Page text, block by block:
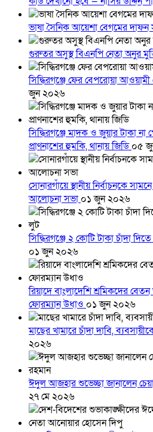
ভাষা সৈনিক আয়েশা বেগমের দাফন
গুরুতর অসুস্থ বিএনপি নেতা অনুর
সিদ্ধিরগঞ্জে ফের বেপরোয়া
জুন ২০২৬
সিদ্ধিরগঞ্জে মাদক ও জুয়ার টাকা না
প্রাণনাশের হুমকি, থানায় জিডি০৫
সোনারগাঁয়ে স্থানীয় নির্বাচনকে
আলোচনা সভা ০১ জুন ২০২৬
সিদ্ধিরগঞ্জে ২ কোটি টাকা চাঁদা
০১ জুন ২০২৬
রিয়াদে বাংলাদেশি শ্রমিকদের
ফোরম্যান উধাও ০১ জুন ২০২৬
মাছের খামারে চাঁদা দাবি,
২০২৬
ঈদুল আজহার শুভেচ্ছা জানালেন
২৭ মে ২০২৬